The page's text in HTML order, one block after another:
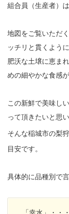
組合員（生産者）
地図をご覧いただ
ッチリと貫くよう
肥沃な土壌に恵ま
めの細やかな食感が
この新鮮で美味し
って頂きたいと思い
そんな稲城市の梨
目安です。
具体的に品種別で